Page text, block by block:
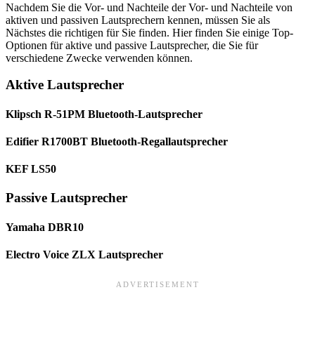
Nachdem Sie die Vor- und Nachteile der Vor- und Nachteile von
aktiven und passiven Lautsprechern kennen, müssen Sie als
Nächstes die richtigen für Sie finden. Hier finden Sie einige Top-
Optionen für aktive und passive Lautsprecher, die Sie für
verschiedene Zwecke verwenden können.
Aktive Lautsprecher
Klipsch R-51PM Bluetooth-Lautsprecher
Edifier R1700BT Bluetooth-Regallautsprecher
KEF LS50
Passive Lautsprecher
Yamaha DBR10
Electro Voice ZLX Lautsprecher